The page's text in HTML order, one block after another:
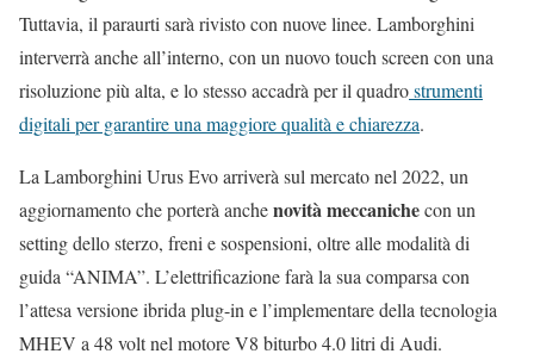
Tuttavia, il paraurti sarà rivisto con nuove linee. Lamborghini
interverrà anche all’interno, con un nuovo touch screen con una
risoluzione più alta, e lo stesso accadrà per il quadrostrumenti
digitali per garantire una maggiore qualità e chiarezza.
La Lamborghini Urus Evo arriverà sul mercato nel 2022, un
aggiornamento che porterà anchenovità meccanichecon un
setting dello sterzo, freni e sospensioni, oltre alle modalità di
guida “ANIMA”. L’elettrificazione farà la sua comparsa con
l’attesa versione ibrida plug-in e l’implementare della tecnologia
MHEV a 48 volt nel motore V8 biturbo 4.0 litri di Audi.